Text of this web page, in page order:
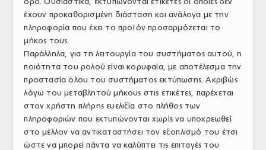
έχουν προκαθορισμένη διάσταση και ανάλογα με την
πληροφορία που έχει το προϊόν προσαρμόζεται το
μήκος τους.
Παράλληλα, για τη λειτουργία του συστήματος αυτού, η
ποιότητα του ρολού είναι κορυφαία, με αποτέλεσμα την
προστασία όλου του συστήματος εκτύπωσης. Ακριβώς
λόγω του μεταβλητού μήκους στις ετικέτες, παρέχεται
στον χρήστη πλήρης ευελιξία στο πλήθος των
πληροφοριών που εκτυπώνονται χωρίς να υποχρεωθεί
στο μέλλον να αντικαταστήσει τον εξοπλισμό του έτσι
ώστε να μπορεί πάντα να καλύπτει τις επιταγές του